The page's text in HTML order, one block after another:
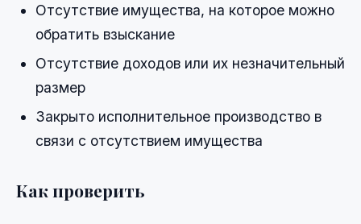
Отсутствие имущества, на которое можно
обратить взыскание
Отсутствие доходов или их незначительный
размер
Закрыто исполнительное производство в
связи с отсутствием имущества
Как проверить